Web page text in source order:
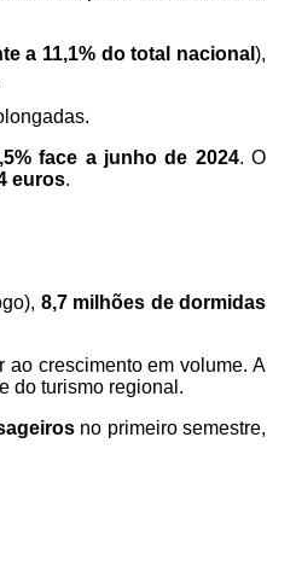
a 11,1% do total nacional),
face a junho de 2024. O
euros.
8,7 milhões de dormidas
ao crescimento em volume. A
do turismo regional.
no primeiro semestre,